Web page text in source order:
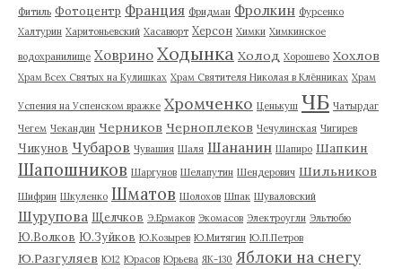
Фитиль Фотоцентр Франция Фридман Фролкин Фурсенко
Халтурин Харитоньевский Хасавюрт Херсон Химки Химкинское
водохранилище Ховрино Ходынка Холод Хорошево Хохлов
Храм Всех Святых на Кулишках Храм Святителя Николая в Клённиках Храм
Успения на Успенском вражке Хромченко Ценькуш ЧБ Чатырдаг
Чегем Чекандин Черников Черноплеков Чечулинская Чигирев
Чикунов Чубаров Чувашия Шаля Шананин Шапиро Шапкин
Шапошников Шаргунов Шелапутин Шендерович Шильников
Шифрин Шкуленко Шматов Шолохов Шпак Шуваловский
Шурупова Щелчков Э.Ермаков Экомасов Электроугли Эльтюбю
Ю.Волков Ю.Зуйков Ю.Козырев Ю.Митягин Ю.П.Петров
Ю.Разгуляев Ю12 Юрасов Юрьева ЯК-130 Яблоки на снегу